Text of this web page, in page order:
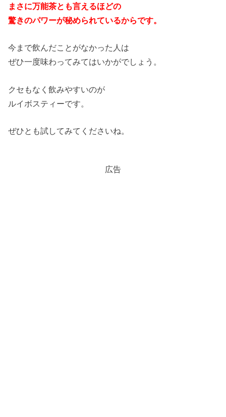
まさに万能茶とも言えるほどの
驚きのパワーが秘められているからです。
今まで飲んだことがなかった人は
ぜひ一度味わってみてはいかがでしょう。
クセもなく飲みやすいのが
ルイボスティーです。
ぜひとも試してみてくださいね。
広告